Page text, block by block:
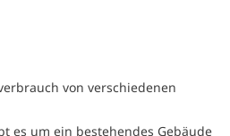
von verschiedenen
es um ein bestehendes Gebäude